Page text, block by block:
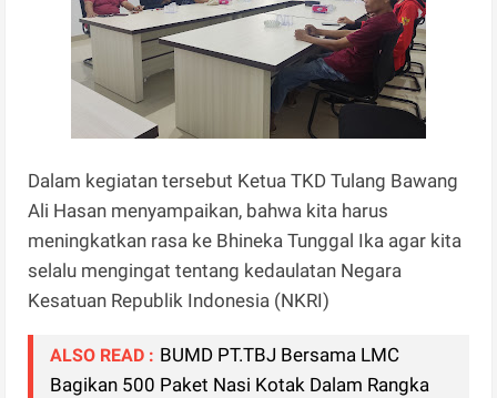
Dalam kegiatan tersebut Ketua TKD Tulang Bawang
Ali Hasan menyampaikan, bahwa kita harus
meningkatkan rasa ke Bhineka Tunggal Ika agar kita
selalu mengingat tentang kedaulatan Negara
Kesatuan Republik Indonesia (NKRI)
ALSO READ : BUMD PT.TBJ Bersama LMC
Bagikan 500 Paket Nasi Kotak Dalam Rangka